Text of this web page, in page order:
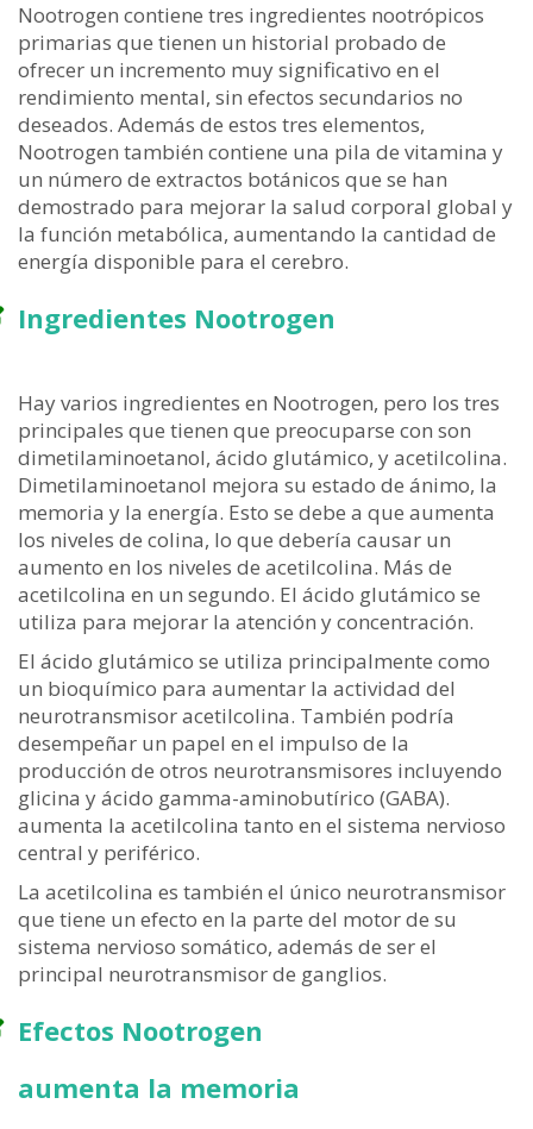
Nootrogen contiene tres ingredientes nootrópicos
primarias que tienen un historial probado de
ofrecer un incremento muy significativo en el
rendimiento mental, sin efectos secundarios no
deseados. Además de estos tres elementos,
Nootrogen también contiene una pila de vitamina y
un número de extractos botánicos que se han
demostrado para mejorar la salud corporal global y
la función metabólica, aumentando la cantidad de
energía disponible para el cerebro.
Ingredientes Nootrogen
Hay varios ingredientes en Nootrogen, pero los tres
principales que tienen que preocuparse con son
dimetilaminoetanol, ácido glutámico, y acetilcolina.
Dimetilaminoetanol mejora su estado de ánimo, la
memoria y la energía. Esto se debe a que aumenta
los niveles de colina, lo que debería causar un
aumento en los niveles de acetilcolina. Más de
acetilcolina en un segundo. El ácido glutámico se
utiliza para mejorar la atención y concentración.
El ácido glutámico se utiliza principalmente como
un bioquímico para aumentar la actividad del
neurotransmisor acetilcolina. También podría
desempeñar un papel en el impulso de la
producción de otros neurotransmisores incluyendo
glicina y ácido gamma-aminobutírico (GABA).
aumenta la acetilcolina tanto en el sistema nervioso
central y periférico.
La acetilcolina es también el único neurotransmisor
que tiene un efecto en la parte del motor de su
sistema nervioso somático, además de ser el
principal neurotransmisor de ganglios.
Efectos Nootrogen
aumenta la memoria